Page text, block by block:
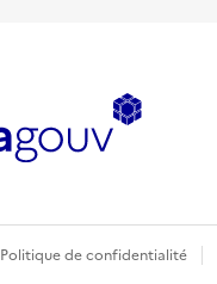
Politique de confidentialité